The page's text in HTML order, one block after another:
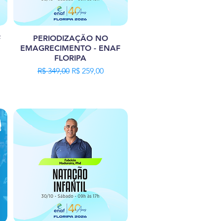
PERIODIZAÇÃO NO
EMAGRECIMENTO - ENAF
FLORIPA
Preço normal
R$ 349,00 Preço promocional
R$ 259,00